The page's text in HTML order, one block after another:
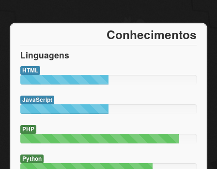
Conhecimentos
Linguagens
HTML
JavaScript
PHP
Python